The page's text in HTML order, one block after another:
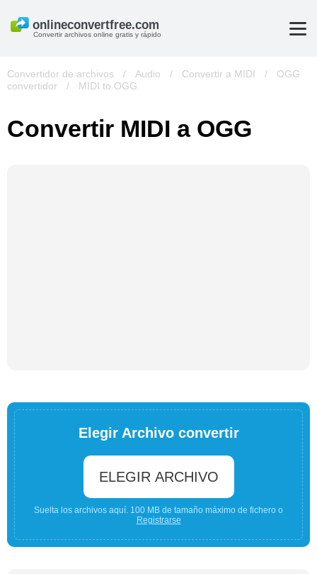
Convertir archivos online gratis y rápido
Convertidor de archivos / Audio / Convertir a MIDI /
OGG
convertidor
/ MIDI to OGG
Convertir MIDI a OGG
Elegir Archivo convertir
ELEGIR ARCHIVO
Suelta los archivos aquí. 100 MB de tamaño máximo de fichero o
Registrarse